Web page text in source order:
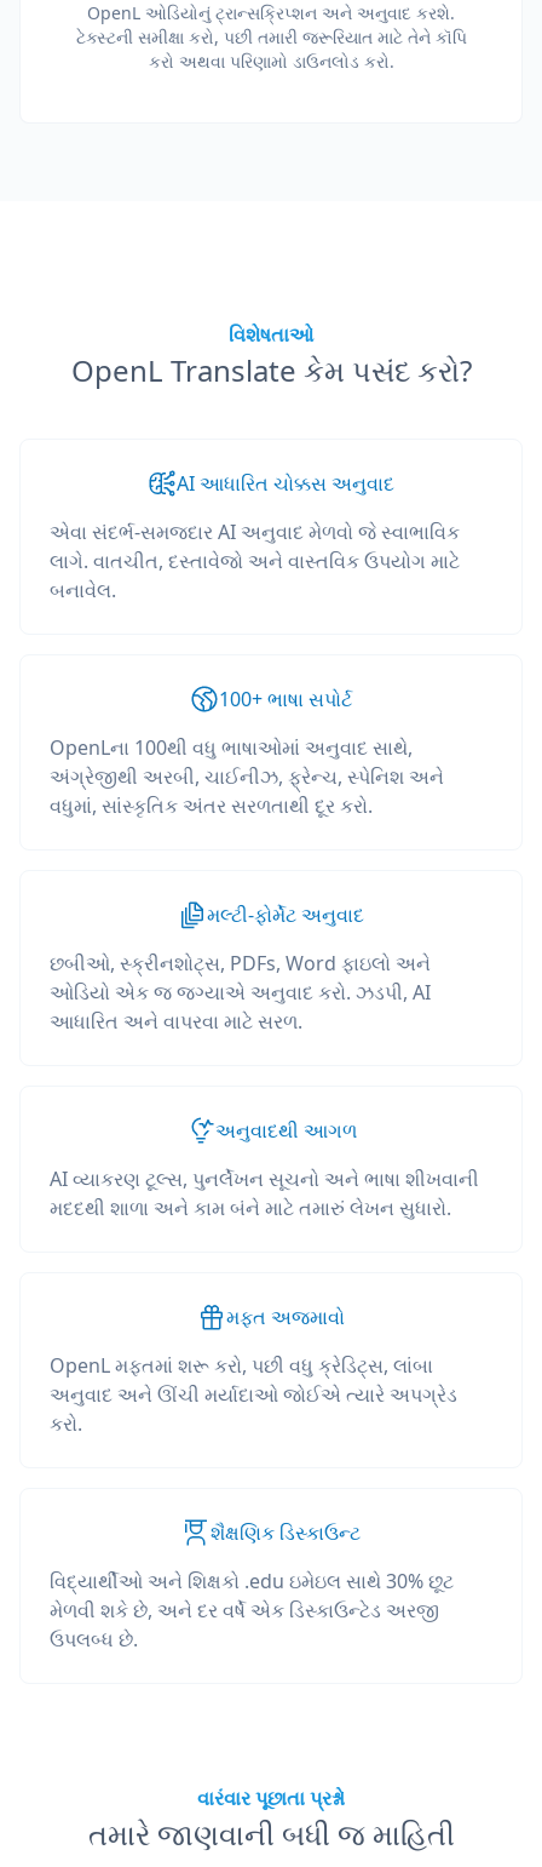
OpenL ઓડિયોનું ટ્રાન્સક્રિપ્શન અને અનુવાદ કરશે.
ટેક્સ્ટની સમીક્ષા કરો, પછી તમારી જરૂરિયાત માટે તેને કૉપિ
કરો અથવા પરિણામો ડાઉનલોડ કરો.
વિશેષતાઓ
OpenL Translate કેમ પસંદ કરો?
AI આધારિત ચોક્કસ અનુવાદ
એવા સંદર્ભ-સમજદાર AI અનુવાદ મેળવો જે સ્વાભાવિક
લાગે. વાતચીત, દસ્તાવેજો અને વાસ્તવિક ઉપયોગ માટે
બનાવેલ.
100+ ભાષા સપોર્ટ
OpenLના 100થી વધુ ભાષાઓમાં અનુવાદ સાથે,
અંગ્રેજીથી અરબી, ચાઈનીઝ, ફ્રેન્ચ, સ્પેનિશ અને
વધુમાં, સાંસ્કૃતિક અંતર સરળતાથી દૂર કરો.
મલ્ટી-ફોર્મેટ અનુવાદ
છબીઓ, સ્ક્રીનશોટ્સ, PDFs, Word ફાઇલો અને
ઓડિયો એક જ જગ્યાએ અનુવાદ કરો. ઝડપી, AI
આધારિત અને વાપરવા માટે સરળ.
અનુવાદથી આગળ
AI વ્યાકરણ ટૂલ્સ, પુનર્લેખન સૂચનો અને ભાષા શીખવાની
મદદથી શાળા અને કામ બંને માટે તમારું લેખન સુધારો.
મફત અજમાવો
OpenL મફતમાં શરૂ કરો, પછી વધુ ક્રેડિટ્સ, લાંબા
અનુવાદ અને ઊંચી મર્યાદાઓ જોઈએ ત્યારે અપગ્રેડ
કરો.
શૈક્ષણિક ડિસ્કાઉન્ટ
વિદ્યાર્થીઓ અને શિક્ષકો .edu ઇમેઇલ સાથે 30% છૂટ
મેળવી શકે છે, અને દર વર્ષે એક ડિસ્કાઉન્ટેડ અરજી
ઉપલબ્ધ છે.
વારંવાર પૂછાતા પ્રશ્નો
તમારે જાણવાની બધી જ માહિતી